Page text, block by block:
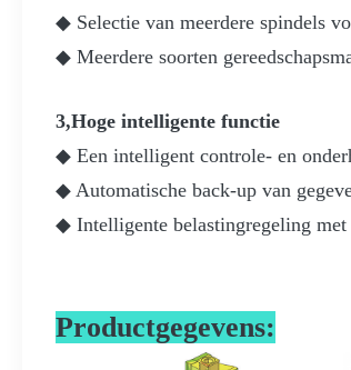
◆ Selectie van meerdere spindels
◆ Meerdere soorten
3,Hoge intelligente functie
◆ Een intelligent controle- en
◆ Automatische back-up van
◆ Intelligente belastingregeling met
Productgegevens: